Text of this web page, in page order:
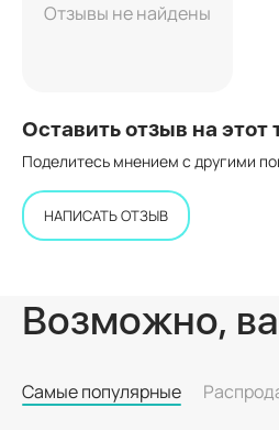
Отзывы не найдены
Оставить отзыв на этот
Поделитесь мнением с другими
НАПИСАТЬ ОТЗЫВ
Возможно,
Самые популярные